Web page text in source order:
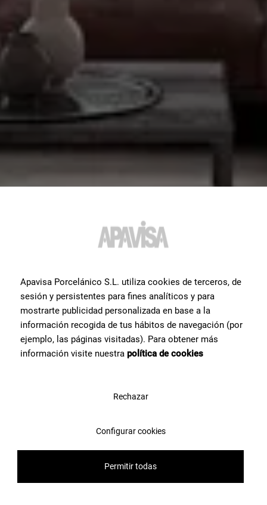
Apavisa Porcelánico S.L. utiliza cookies de terceros, de
sesión y persistentes para fines analíticos y para
mostrarte publicidad personalizada en base a la
información recogida de tus hábitos de navegación (por
ejemplo, las páginas visitadas). Para obtener más
información visite nuestra política de cookies
Rechazar
Configurar cookies
Permitir todas